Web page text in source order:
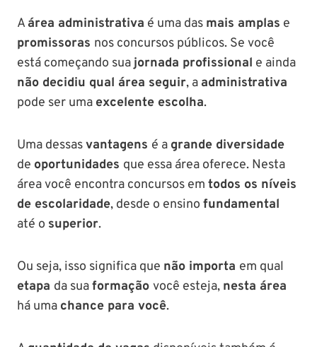
Aárea administrativa é uma das mais amplas e
promissoras nos concursos públicos. Se você
está começando suajornada profissional e ainda
não decidiu qual área seguir, a administrativa
pode ser uma excelente escolha.
Uma dessasvantagens é a grande diversidade
de oportunidades que essa área oferece. Nesta
área você encontra concursos em todos os níveis
de escolaridade, desde o ensino fundamental
até o superior.
Ou seja, isso significa que não importa em qual
etapa da suaformação você esteja, nesta área
há uma chance para você.